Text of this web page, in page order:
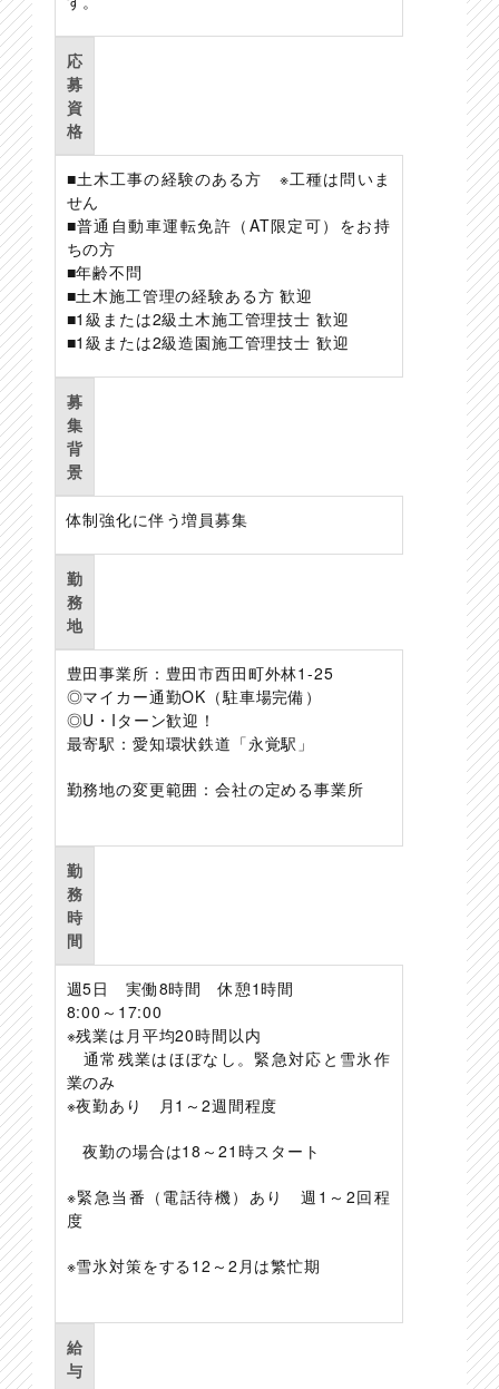
応
募
資
格
■土木工事の経験のある方 ※工種は問いま
せん
■普通自動車運転免許（AT限定可）をお持
ちの方
■年齢不問
■土木施工管理の経験ある方 歓迎
■1級または2級土木施工管理技士 歓迎
■1級または2級造園施工管理技士 歓迎
募
集
背
景
体制強化に伴う増員募集
勤
務
地
豊田事業所：豊田市西田町外林1-25
◎マイカー通勤OK（駐車場完備）
◎U・Iターン歓迎！
最寄駅：愛知環状鉄道「永覚駅」
勤務地の変更範囲：会社の定める事業所
勤
務
時
間
週5日 実働8時間 休憩1時間
8:00～17:00
※残業は月平均20時間以内
通常残業はほぼなし。緊急対応と雪氷作
業のみ
※夜勤あり 月1～2週間程度
夜勤の場合は18～21時スタート
※緊急当番（電話待機）あり 週1～2回程
度
※雪氷対策をする12～2月は繁忙期
給
与